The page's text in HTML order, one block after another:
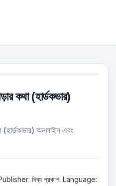
কথা (হার্ডকভার)
(হার্ডকভার) অনলাইন এবং
দিব্য প্রকাশ. Language: